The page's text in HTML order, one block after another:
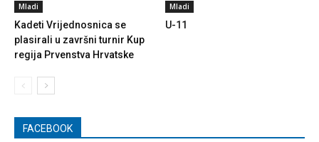
Mladi
Kadeti Vrijednosnica se
plasirali u završni turnir Kup
regija Prvenstva Hrvatske
Mladi
U-11
FACEBOOK